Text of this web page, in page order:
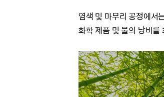
염색 및 마무리 공정에서
화학 제품 및 물의 낭비를